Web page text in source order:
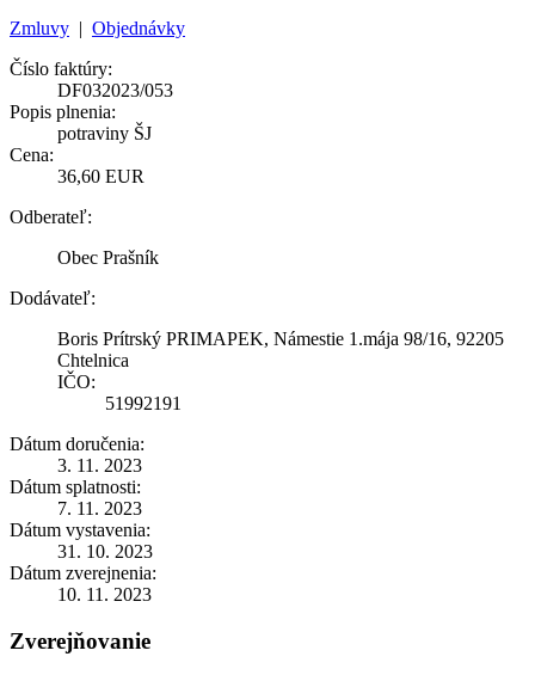
Zmluvy | Objednávky
Číslo faktúry:
DF032023/053
Popis plnenia:
potraviny ŠJ
Cena:
36,60 EUR
Odberateľ:
Obec Prašník
Dodávateľ:
Boris Prítrský PRIMAPEK, Námestie 1.mája 98/16, 92205
Chtelnica
IČO:
51992191
Dátum doručenia:
3. 11. 2023
Dátum splatnosti:
7. 11. 2023
Dátum vystavenia:
31. 10. 2023
Dátum zverejnenia:
10. 11. 2023
Zverejňovanie